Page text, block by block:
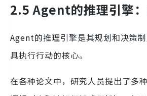
2.5 Agent的推理引擎
Agent的推理引擎是其规划和决策
具执行行动的核心。
在各种论文中，研究人员提出了多